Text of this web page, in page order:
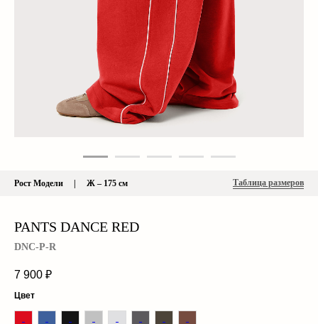
PANTS DANCE RED
DNC-P-R
7 900 ₽
Цвет
Рост Модели | Ж – 175 см Таблица размеров